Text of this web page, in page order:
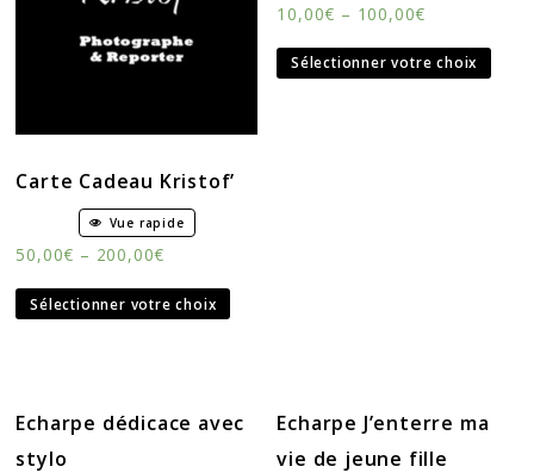
Carte Cadeau Kristof’
Vue rapide
50,00€ – 200,00€
Sélectionner votre choix
10,00€ – 100,00€
Sélectionner votre choix
Echarpe dédicace avec
stylo
Echarpe J’enterre ma
vie de jeune fille